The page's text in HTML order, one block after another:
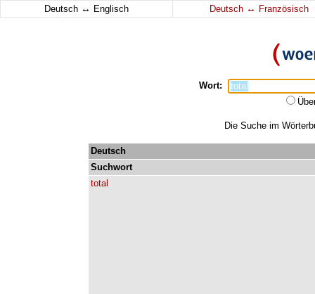
Deutsch ↔ Englisch Deutsch ↔ Französisch
Wort:
Die Suche im
Deutsch
Suchwort
total